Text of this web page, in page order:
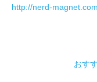
http://nerd-
おす